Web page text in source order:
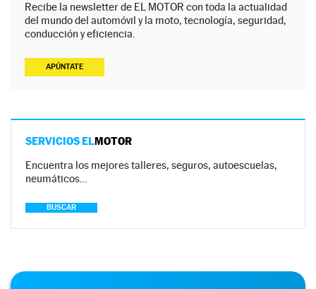
Recibe la newsletter de EL MOTOR con toda la actualidad
del mundo del automóvil y la moto, tecnología, seguridad,
conducción y eficiencia.
APÚNTATE
SERVICIOS ELMOTOR
Encuentra los mejores talleres, seguros, autoescuelas,
neumáticos…
BUSCAR